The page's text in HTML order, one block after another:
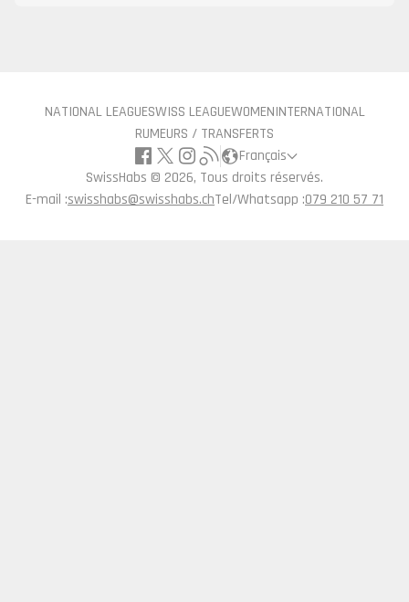
NATIONAL LEAGUESWISS LEAGUEWOMENINTERNATIONAL
RUMEURS / TRANSFERTS
Français
SwissHabs © 2026, Tous droits réservés.
E-mail :swisshabs@swisshabs.chTel/Whatsapp :079 210 57 71